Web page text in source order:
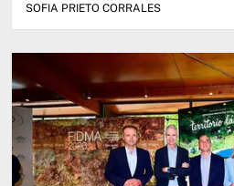
SOFIA PRIETO CORRALES